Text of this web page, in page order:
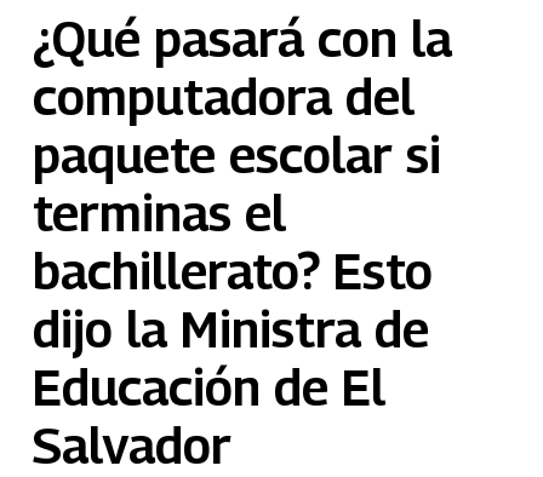
¿Qué pasará con la
computadora del
paquete escolar si
terminas el
bachillerato? Esto
dijo la Ministra de
Educación de El
Salvador